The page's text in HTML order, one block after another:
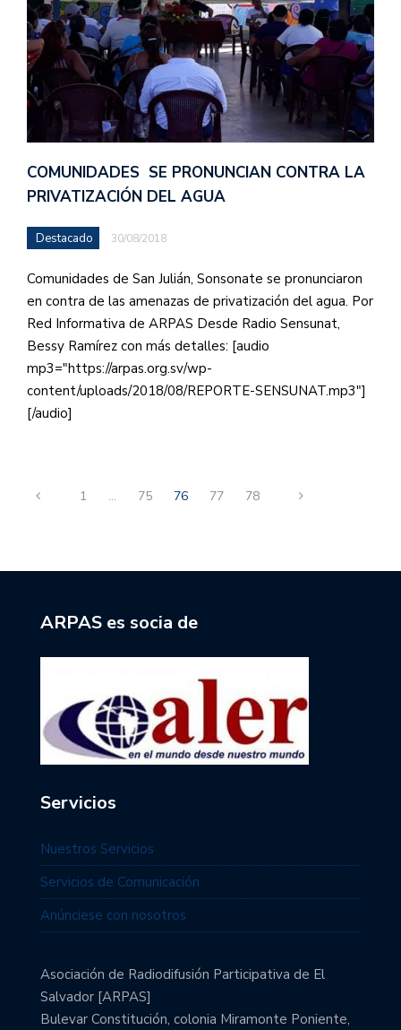
COMUNIDADES SE PRONUNCIAN CONTRA LA
PRIVATIZACIÓN DEL AGUA
Destacado 30/08/2018
Comunidades de San Julián, Sonsonate se pronunciaron
en contra de las amenazas de privatización del agua. Por
Red Informativa de ARPAS Desde Radio Sensunat,
Bessy Ramírez con más detalles: [audio
mp3="https://arpas.org.sv/wp-
content/uploads/2018/08/REPORTE-SENSUNAT.mp3"]
[/audio]
1 … 75 76 77 78
ARPAS es socia de
Servicios
Nuestros Servicios
Servicios de Comunicación
Anúnciese con nosotros
Asociación de Radiodifusión Participativa de El
Salvador [ARPAS]
Bulevar Constitución, colonia Miramonte Poniente,